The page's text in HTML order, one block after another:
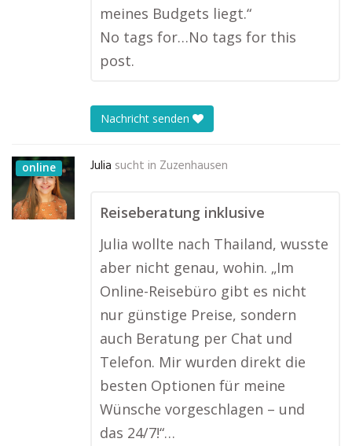
meines Budgets liegt.“
No tags for…No tags for this
post.
Nachricht senden
online Julia sucht in Zuzenhausen
Reiseberatung inklusive
Julia wollte nach Thailand, wusste
aber nicht genau, wohin. „Im
Online-Reisebüro gibt es nicht
nur günstige Preise, sondern
auch Beratung per Chat und
Telefon. Mir wurden direkt die
besten Optionen für meine
Wünsche vorgeschlagen – und
das 24/7!“…